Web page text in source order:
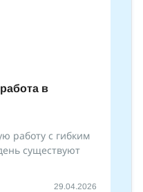
в
работу с гибким
существуют
29.04.2026